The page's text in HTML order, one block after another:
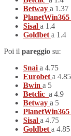
Betway a 1.37
PlanetWin365
Sisal a 1.4
Goldbet a 1.4
Poi il pareggio su:
Snai a 4.75
Eurobet a 4.85
Bwin a 5
Betclic a 4.9
Betway a 5
PlanetWin365
Sisal a 4.75
Goldbet a 4.85